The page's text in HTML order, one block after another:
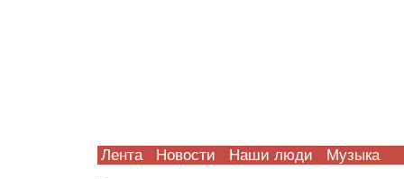
Лента Новости Наши люди Музыка